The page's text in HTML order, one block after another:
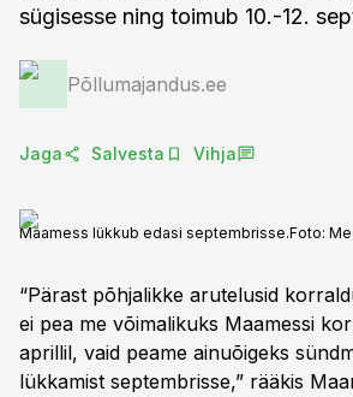
sügisesse ning toimub 10.-12.
Põllumajandus.ee
Jaga Salvesta Vihja
Maamess lükkub edasi septembrisse.Foto:
“Pärast põhjalikke arutelusid
ei pea me võimalikuks Maamessi
aprillil, vaid peame ainuõigeks
lükkamist septembrisse,” rääkis